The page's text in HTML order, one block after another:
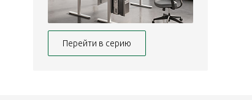
Перейти в серию